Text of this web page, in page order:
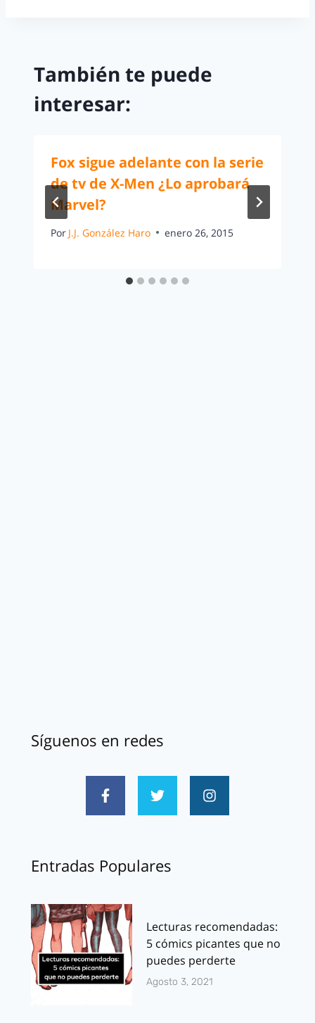
También te puede
interesar:
Fox sigue adelante con la serie
de tv de X-Men ¿Lo aprobará
Marvel?
Por J.J. González Haro enero 26, 2015
Síguenos en redes
Entradas Populares
Lecturas recomendadas:
5 cómics picantes que no
puedes perderte
Agosto 3, 2021